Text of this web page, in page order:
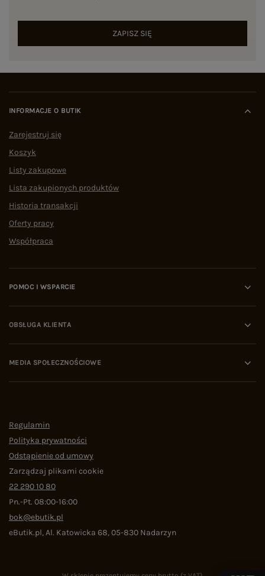
ZAPISZ SIĘ
INFORMACJE O BUTIK
Zarejestruj się
Koszyk
Listy zakupowe
Lista zakupionych produktów
Historia transakcji
Oferty pracy
Współpraca
POMOC I WSPARCIE
OBSŁUGA KLIENTA
MEDIA SPOŁECZNOŚCIOWE
Regulamin
Polityka prywatności
Odstąpienie od umowy
Zarządzaj plikami cookie
22 290 10 80
Pn.-Pt. 08:00-16:00
bok@ebutik.pl
eButik.pl,Al. Katowicka 68,05-830 Nadarzyn